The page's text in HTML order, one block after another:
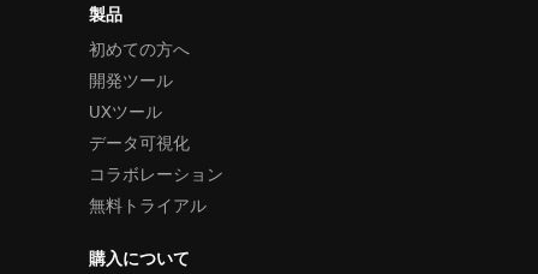
製品
初めての方へ
開発ツール
UXツール
データ可視化
コラボレーション
無料トライアル
購入について